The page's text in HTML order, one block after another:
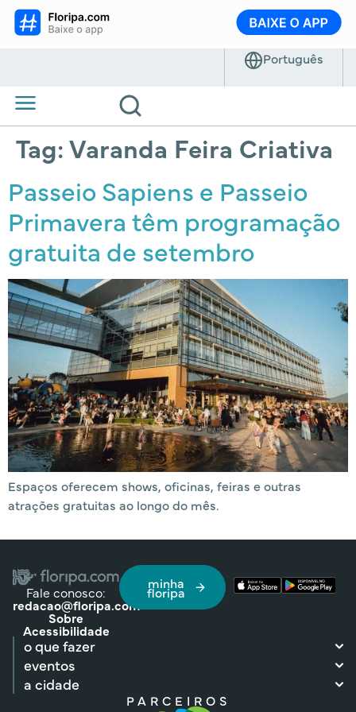
Tag:Varanda Feira Criativa
Passeio Sapiens e Passeio
Primavera têm programação
gratuita de setembro
Espaços oferecem shows, oficinas, feiras e outras
atrações gratuitas ao longo do mês.
Fale conosco:
redacao@floripa.com
Sobre
Acessibilidade
minha
floripa
o que fazer
eventos
a cidade
PARCEIROS